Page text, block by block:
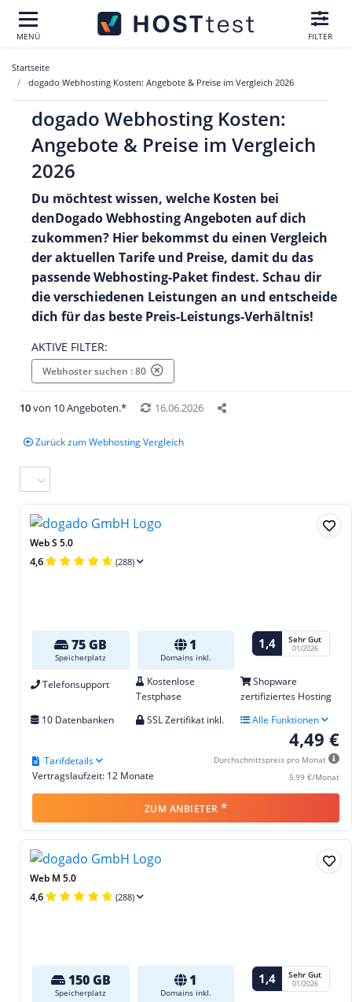
MENÜ FILTER
Startseite
dogado Webhosting Kosten: Angebote & Preise im Vergleich 2026
dogado Webhosting Kosten:
Angebote & Preise im Vergleich
2026
Du möchtest wissen, welche Kosten bei
denDogado Webhosting Angeboten auf dich
zukommen? Hier bekommst du einen Vergleich
der aktuellen Tarife und Preise, damit du das
passende Webhosting-Paket findest. Schau dir
die verschiedenen Leistungen an und entscheide
dich für das beste Preis-Leistungs-Verhältnis!
AKTIVE FILTER:
Webhoster suchen : 80
10von 10 Angeboten.* 16.06.2026
Zurück zum Webhosting Vergleich
Web S 5.0
4,6 (288)
75 GB
Speicherplatz
1
Domains inkl.
1,4 Sehr Gut
01/2026
Telefonsupport
Kostenlose
Testphase
Shopware
zertifiziertes Hosting
10 Datenbanken
SSL Zertifikat inkl. Alle Funktionen
4,49 €
Durchschnittspreis pro Monat
5,99 €/Monat
Vertragslaufzeit: 12 Monate
Tarifdetails
ZUM ANBIETER *
Web M 5.0
4,6 (288)
150 GB
Speicherplatz
1
Domains inkl.
1,4 Sehr Gut
01/2026